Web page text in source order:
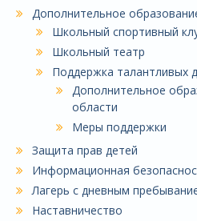
Дополнительное
Школьный спортивный
Школьный театр
Поддержка талантливых
Дополнительное
области
Меры поддержки
Защита прав детей
Информационная
Лагерь с дневным
Наставничество